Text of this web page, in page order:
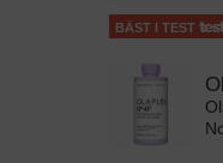
BÄST I TEST